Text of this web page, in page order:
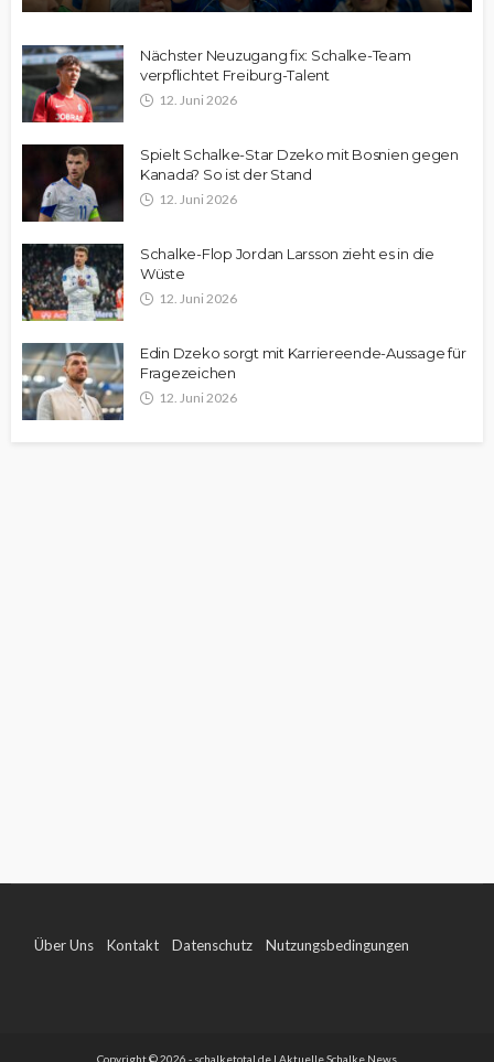
Nächster Neuzugang fix: Schalke-Team
verpflichtet Freiburg-Talent
12. Juni 2026
Spielt Schalke-Star Dzeko mit Bosnien gegen
Kanada? So ist der Stand
12. Juni 2026
Schalke-Flop Jordan Larsson zieht es in die
Wüste
12. Juni 2026
Edin Dzeko sorgt mit Karriereende-Aussage für
Fragezeichen
12. Juni 2026
Über Uns Kontakt Datenschutz Nutzungsbedingungen
Copyright © 2026 - schalketotal.de | Aktuelle Schalke News